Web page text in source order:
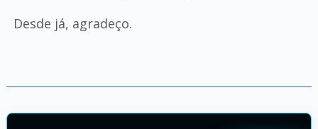
Desde já, agradeço.